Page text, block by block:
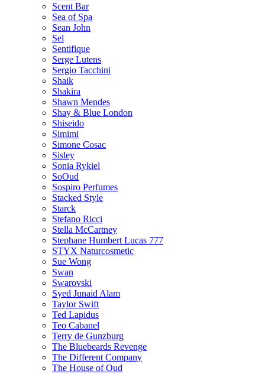
Scent Bar
Sea of Spa
Sean John
Sel
Sentifique
Serge Lutens
Sergio Tacchini
Shaik
Shakira
Shawn Mendes
Shay & Blue London
Shiseido
Simimi
Simone Cosac
Sisley
Sonia Rykiel
SoOud
Sospiro Perfumes
Stacked Style
Starck
Stefano Ricci
Stella McCartney
Stephane Humbert Lucas 777
STYX Naturсosmetic
Sue Wong
Swan
Swarovski
Syed Junaid Alam
Taylor Swift
Ted Lapidus
Teo Cabanel
Terry de Gunzburg
The Bluebeards Revenge
The Different Company
The House of Oud